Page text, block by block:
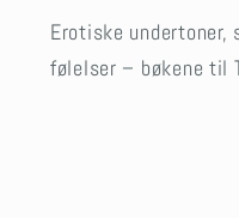
Erotiske undertoner,
følelser – bøkene til